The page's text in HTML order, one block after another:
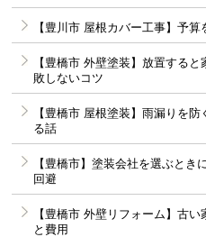
【豊川市 屋根カバー工事】予
【豊橋市 外壁塗装】放置する
敗しないコツ
【豊橋市 屋根塗装】雨漏りを
る話
【豊橋市】塗装会社を選ぶと
回避
【豊橋市 外壁リフォーム】古
と費用